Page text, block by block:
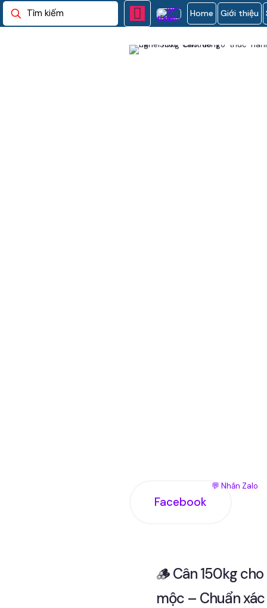
Home Giới thiệu
Facebook
💬 Nhắn Zalo
🪵 Cân 150kg
mộc – Chuẩn